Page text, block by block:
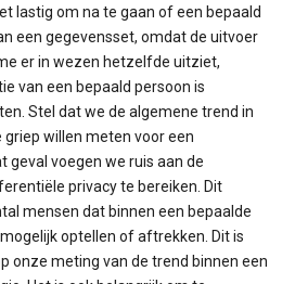
lastig om na te gaan of een bepaald
een gegevensset, omdat de uitvoer
er in wezen hetzelfde uitziet,
van een bepaald persoon is
Stel dat we de algemene trend in
willen meten voor een
geval voegen we ruis aan de
privacy te bereiken. Dit
mensen dat binnen een bepaalde
optellen of aftrekken. Dit is
onze meting van de trend binnen een